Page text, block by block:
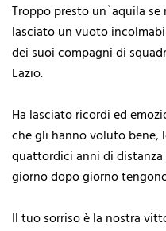
Troppo presto un`aquila se
lasciato un vuoto
dei suoi compagni di
Lazio.
Ha lasciato ricordi ed
che gli hanno voluto bene,
quattordici anni di
giorno dopo giorno
Il tuo sorriso è la nostra